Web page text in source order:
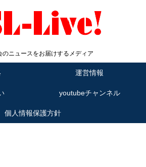
のニュースをお届けするメディア
運営情報
youtubeチャンネル
個人情報保護方針